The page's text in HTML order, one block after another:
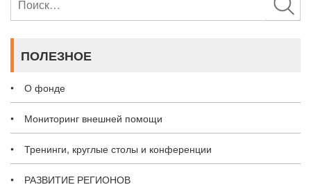
ПОЛЕЗНОЕ
О фонде
Мониторинг внешней помощи
Тренинги, круглые столы и конференции
РАЗВИТИЕ РЕГИОНОВ